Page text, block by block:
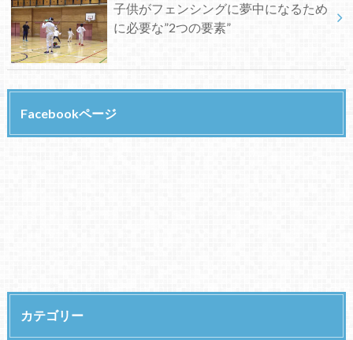
子供がフェンシングに夢中になるため
に必要な”2つの要素”
Facebookページ
カテゴリー